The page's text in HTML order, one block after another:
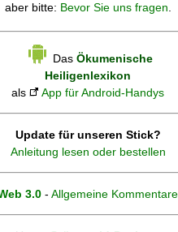
aber bitte: Bevor Sie uns fragen.
Das Ökumenische
Heiligenlexikon
als
App für Android-Handys
Update für unseren Stick?
Anleitung lesen oder bestellen
3.0 - Allgemeine Kommentare